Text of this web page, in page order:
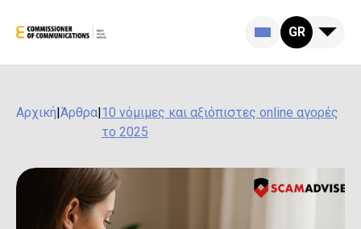
GR
Αρχική|Άρθρα|10 νόμιμες και αξιόπιστες online αγορές
το 2025